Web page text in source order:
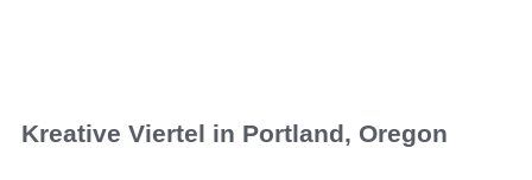
Kreative Viertel in Portland, Oregon